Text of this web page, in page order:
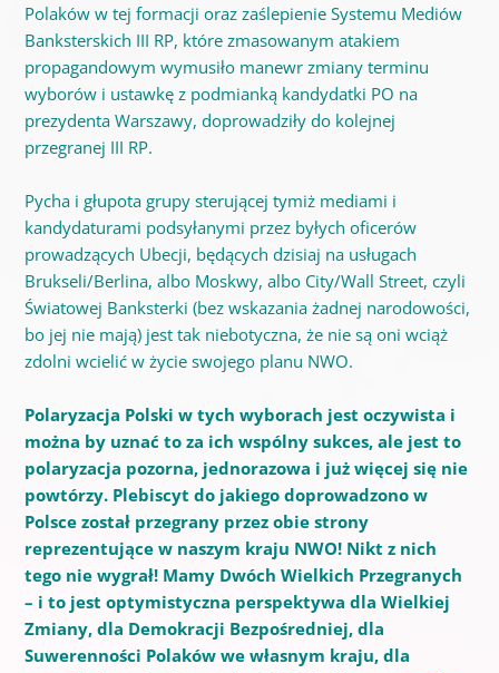
Polaków w tej formacji oraz zaślepienie Systemu Mediów
Banksterskich III RP, które zmasowanym atakiem
propagandowym wymusiło manewr zmiany terminu
wyborów i ustawkę z podmianką kandydatki PO na
prezydenta Warszawy, doprowadziły do kolejnej
przegranej III RP.
Pycha i głupota grupy sterującej tymiż mediami i
kandydaturami podsyłanymi przez byłych oficerów
prowadzących Ubecji, będących dzisiaj na usługach
Brukseli/Berlina, albo Moskwy, albo City/Wall Street, czyli
Światowej Banksterki (bez wskazania żadnej narodowości,
bo jej nie mają) jest tak niebotyczna, że nie są oni wciąż
zdolni wcielić w życie swojego planu NWO.
Polaryzacja Polski w tych wyborach jest oczywista i
można by uznać to za ich wspólny sukces, ale jest to
polaryzacja pozorna, jednorazowa i już więcej się nie
powtórzy. Plebiscyt do jakiego doprowadzono w
Polsce został przegrany przez obie strony
reprezentujące w naszym kraju NWO! Nikt z nich
tego nie wygrał! Mamy Dwóch Wielkich Przegranych
– i to jest optymistyczna perspektywa dla Wielkiej
Zmiany, dla Demokracji Bezpośredniej, dla
Suwerenności Polaków we własnym kraju, dla